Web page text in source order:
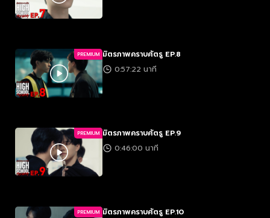
PREMIUM มิตรภาพคราบศัตรู EP.8
0:57:22 นาที
PREMIUM มิตรภาพคราบศัตรู EP.9
0:46:00 นาที
PREMIUM มิตรภาพคราบศัตรู EP.10